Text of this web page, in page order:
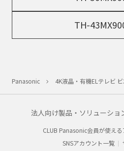
TH-
Panasonic 4K液晶・有機ELテレビ
法人向け製品・ソリューショ
CLUB Panasonic会員が使え
SNSアカウント一覧